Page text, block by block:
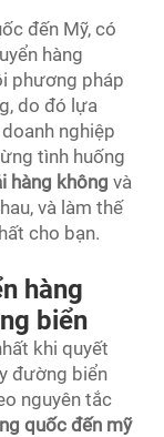
đến Mỹ, có
hàng
phương pháp
do đó lựa
nghiệp
tình huống
hàng không và
và làm thế
cho bạn.
hàng
biển
khi quyết
đường biển
nguyên tắc
quốc đến mỹ